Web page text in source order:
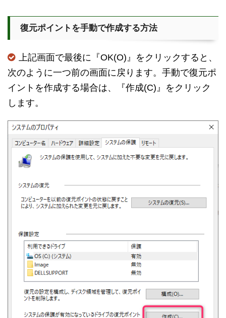
復元ポイントを手動で作成する方法
上記画面で最後に『OK(O)』をクリックすると、
次のように一つ前の画面に戻ります。手動で復元ポ
イントを作成する場合は、『作成(C)』をクリック
します。